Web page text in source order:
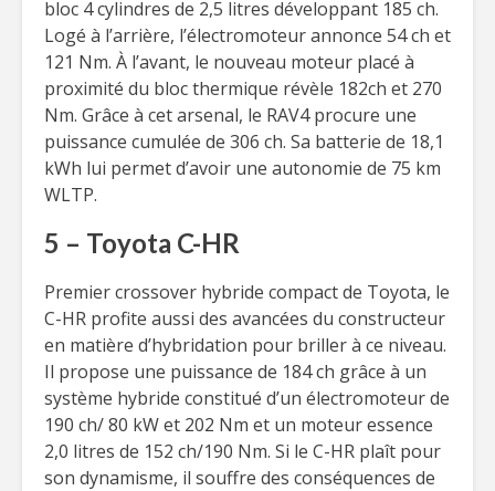
bloc 4 cylindres de 2,5 litres développant 185 ch.
Logé à l’arrière, l’électromoteur annonce 54 ch et
121 Nm. À l’avant, le nouveau moteur placé à
proximité du bloc thermique révèle 182ch et 270
Nm. Grâce à cet arsenal, le RAV4 procure une
puissance cumulée de 306 ch. Sa batterie de 18,1
kWh lui permet d’avoir une autonomie de 75 km
WLTP.
5 – Toyota C-HR
Premier crossover hybride compact de Toyota, le
C-HR profite aussi des avancées du constructeur
en matière d’hybridation pour briller à ce niveau.
Il propose une puissance de 184 ch grâce à un
système hybride constitué d’un électromoteur de
190 ch/ 80 kW et 202 Nm et un moteur essence
2,0 litres de 152 ch/190 Nm. Si le C-HR plaît pour
son dynamisme, il souffre des conséquences de